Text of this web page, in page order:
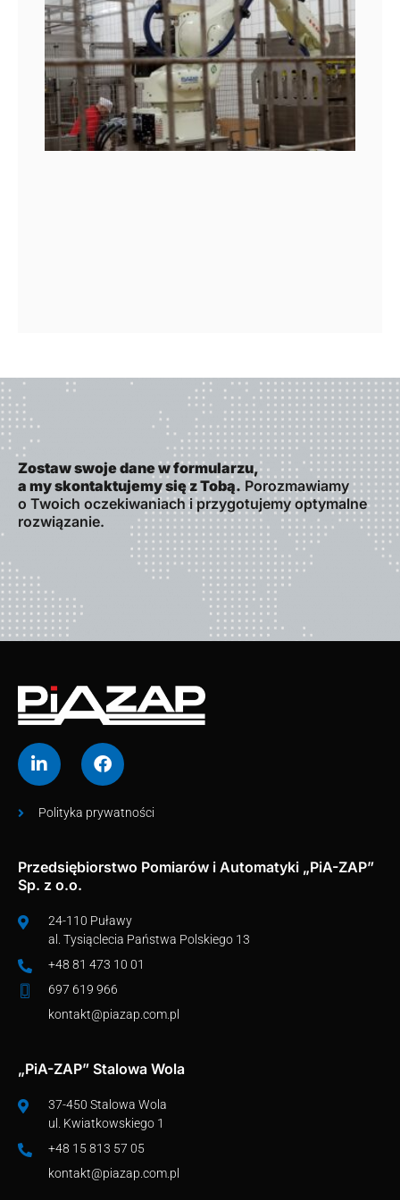
Zostaw swoje dane w formularzu,
a my skontaktujemy się z Tobą. Porozmawiamy
o Twoich oczekiwaniach i przygotujemy optymalne
rozwiązanie.
Polityka prywatności
Przedsiębiorstwo Pomiarów i Automatyki „PiA-ZAP”
Sp. z o.o.
24-110 Puławy
al. Tysiąclecia Państwa Polskiego 13
+48 81 473 10 01
697 619 966
kontakt@piazap.com.pl
„PiA-ZAP” Stalowa Wola
37-450 Stalowa Wola
ul. Kwiatkowskiego 1
+48 15 813 57 05
kontakt@piazap.com.pl